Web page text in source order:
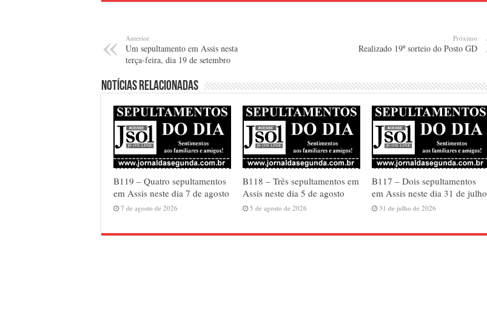
Anterior
Um sepultamento em Assis nesta
terça-feira, dia 19 de setembro
Próximo
Realizado 19º sorteio do Posto GD
Notícias relacionadas
B119 – Quatro sepultamentos
em Assis neste dia 7 de agosto
7 de agosto de 2026
B118 – Três sepultamentos em
Assis neste dia 5 de agosto
5 de agosto de 2026
B117 – Dois sepultamentos
em Assis neste dia 31 de julho
31 de julho de 2026